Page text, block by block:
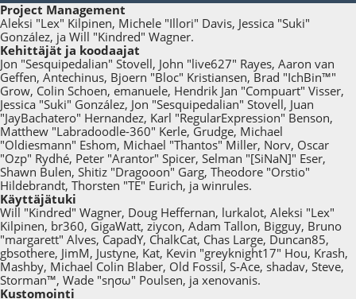
Project Management
Aleksi "Lex" Kilpinen, Michele "Illori" Davis, Jessica "Suki"
González, ja Will "Kindred" Wagner.
Kehittäjät ja koodaajat
Jon "Sesquipedalian" Stovell, John "live627" Rayes, Aaron van
Geffen, Antechinus, Bjoern "Bloc" Kristiansen, Brad "IchBin™"
Grow, Colin Schoen, emanuele, Hendrik Jan "Compuart" Visser,
Jessica "Suki" González, Jon "Sesquipedalian" Stovell, Juan
"JayBachatero" Hernandez, Karl "RegularExpression" Benson,
Matthew "Labradoodle-360" Kerle, Grudge, Michael
"Oldiesmann" Eshom, Michael "Thantos" Miller, Norv, Oscar
"Ozp" Rydhé, Peter "Arantor" Spicer, Selman "[SiNaN]" Eser,
Shawn Bulen, Shitiz "Dragooon" Garg, Theodore "Orstio"
Hildebrandt, Thorsten "TE" Eurich, ja winrules.
Käyttäjätuki
Will "Kindred" Wagner, Doug Heffernan, lurkalot, Aleksi "Lex"
Kilpinen, br360, GigaWatt, ziycon, Adam Tallon, Bigguy, Bruno
"margarett" Alves, CapadY, ChalkCat, Chas Large, Duncan85,
gbsothere, JimM, Justyne, Kat, Kevin "greyknight17" Hou, Krash,
Mashby, Michael Colin Blaber, Old Fossil, S-Ace, shadav, Steve,
Storman™, Wade "sησω" Poulsen, ja xenovanis.
Kustomointi